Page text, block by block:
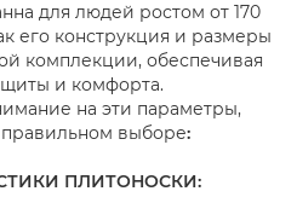
для людей ростом от 170
его конструкция и размеры
комплекции, обеспечивая
и комфорта.
на эти параметры,
выборе:
ПЛИТОНОСКИ: